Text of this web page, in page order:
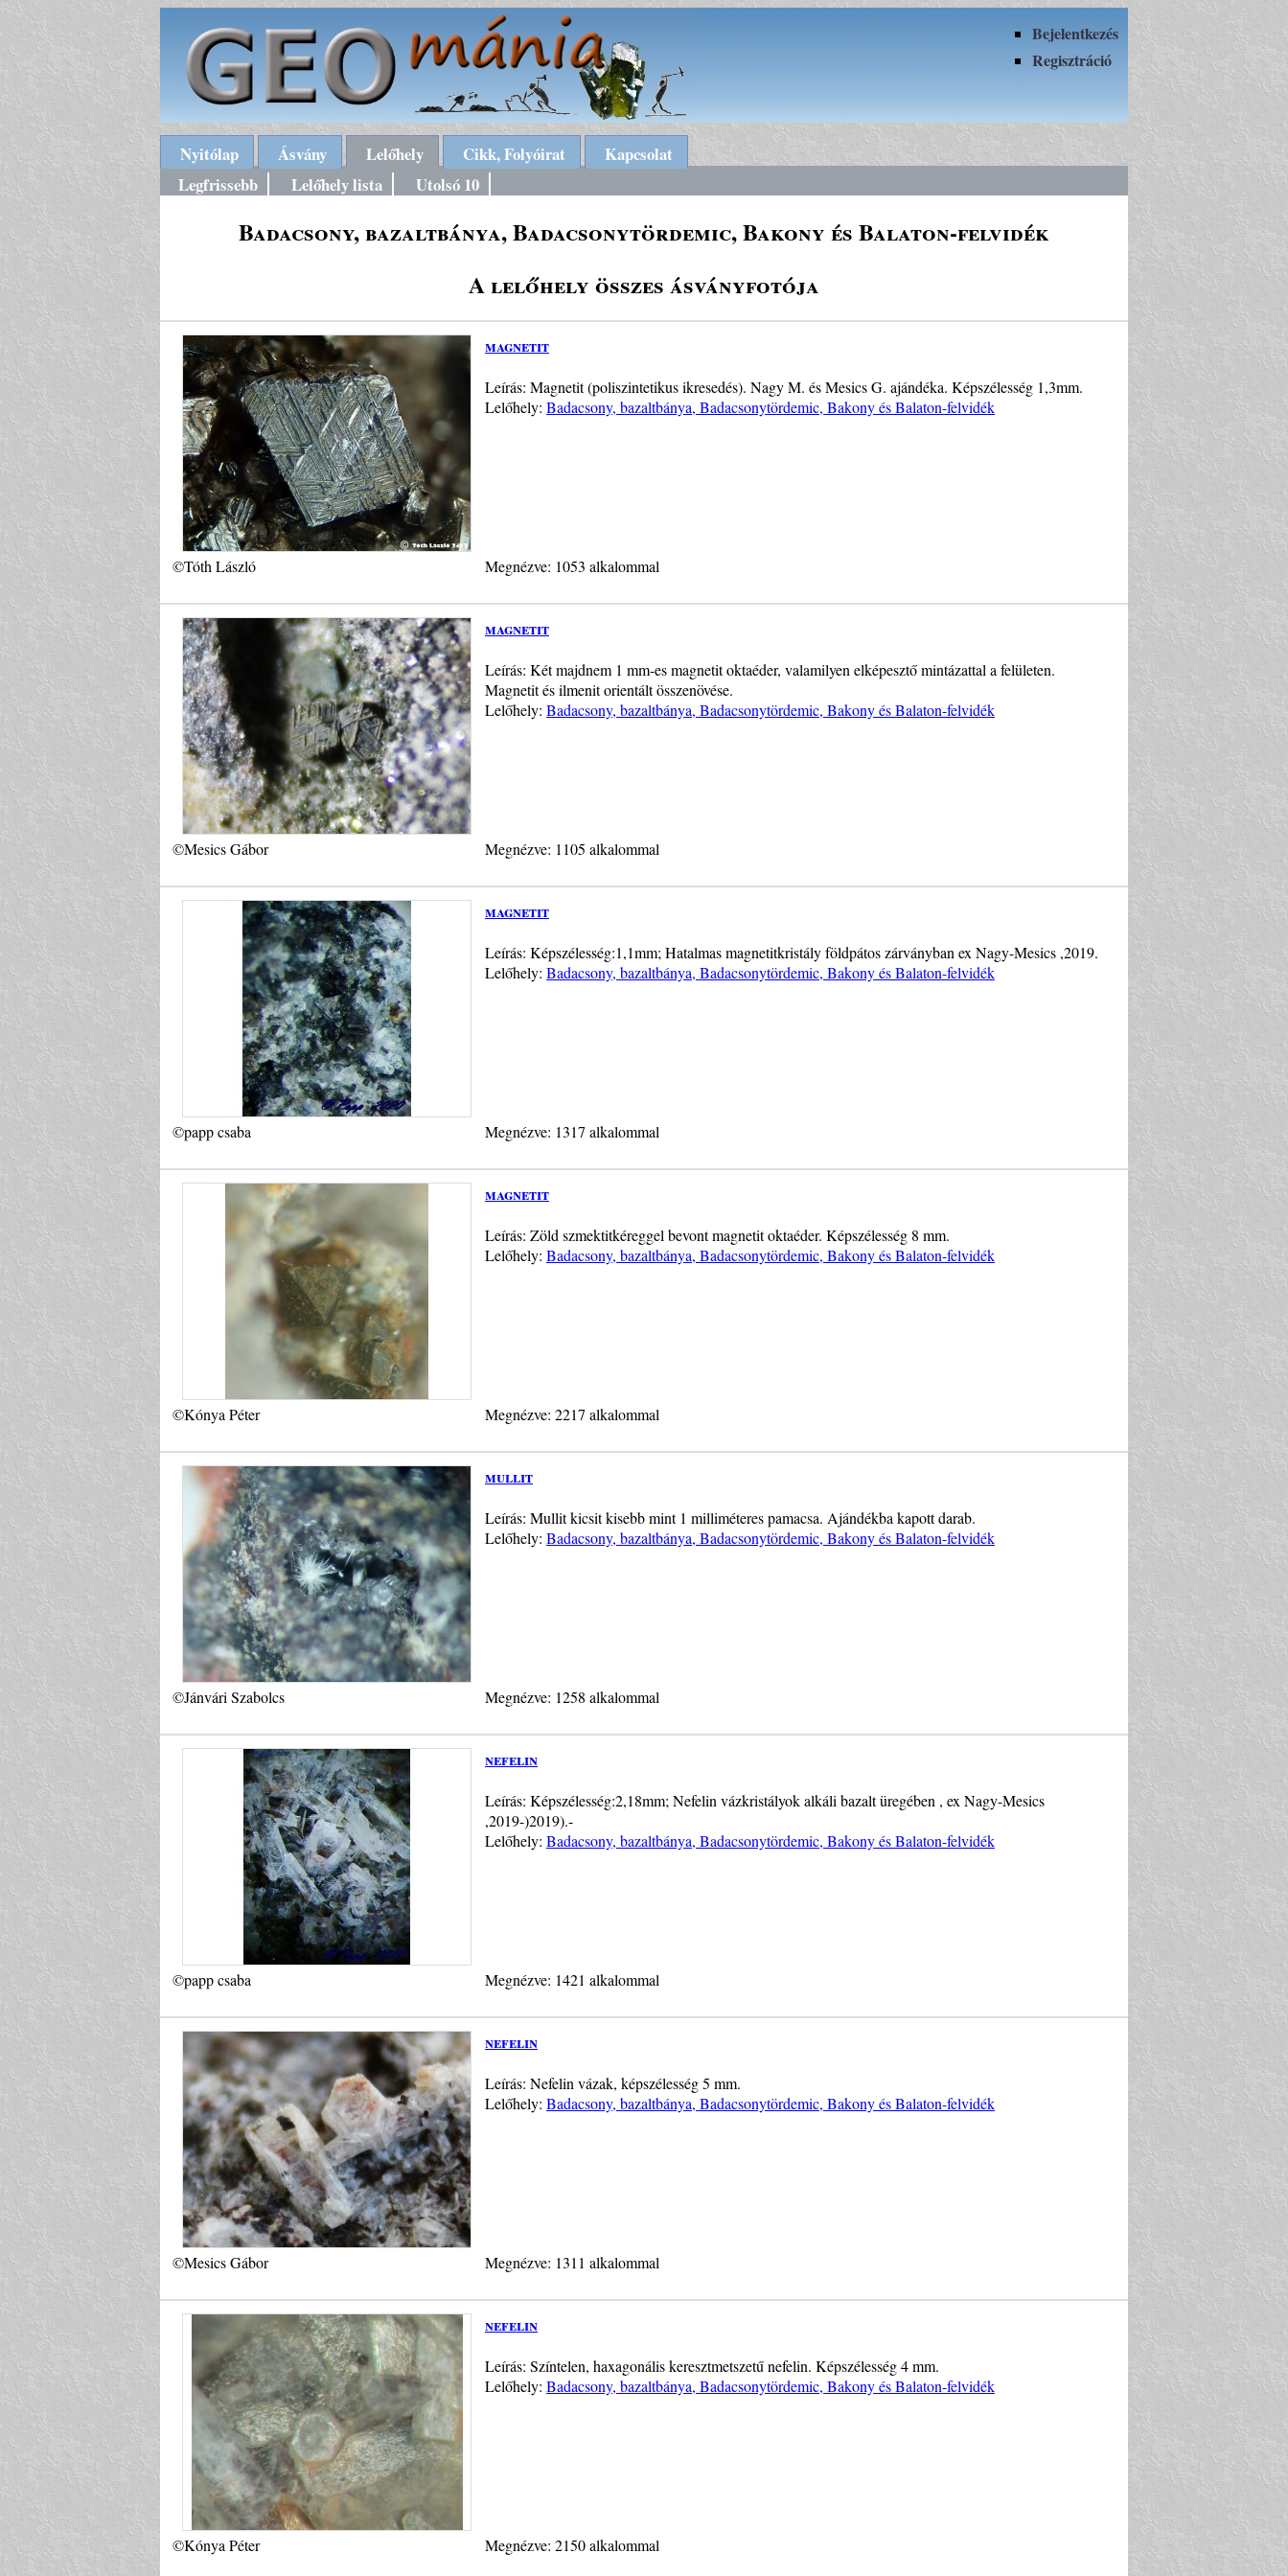
Bejelentkezés
Regisztráció
Nyitólap Ásvány Lelőhely Cikk, Folyóirat
Kapcsolat
Legfrissebb
Lelőhely lista Utolsó 10
Badacsony, bazaltbánya, Badacsonytördemic, Bakony és Balaton-felvidék
A lelőhely összes ásványfotója
magnetit
Leírás: Magnetit (poliszintetikus ikresedés). Nagy M. és Mesics G. ajándéka. Képszélesség 1,3mm.
Lelőhely: Badacsony, bazaltbánya, Badacsonytördemic, Bakony és Balaton-felvidék
©Tóth László Megnézve: 1053 alkalommal
magnetit
Leírás: Két majdnem 1 mm-es magnetit oktaéder, valamilyen elképesztő mintázattal a felületen.
Magnetit és ilmenit orientált összenövése.
Lelőhely: Badacsony, bazaltbánya, Badacsonytördemic, Bakony és Balaton-felvidék
©Mesics Gábor Megnézve: 1105 alkalommal
magnetit
Leírás: Képszélesség:1,1mm; Hatalmas magnetitkristály földpátos zárványban ex Nagy-Mesics ,2019.
Lelőhely: Badacsony, bazaltbánya, Badacsonytördemic, Bakony és Balaton-felvidék
©papp csaba Megnézve: 1317 alkalommal
magnetit
Leírás: Zöld szmektitkéreggel bevont magnetit oktaéder. Képszélesség 8 mm.
Lelőhely: Badacsony, bazaltbánya, Badacsonytördemic, Bakony és Balaton-felvidék
©Kónya Péter Megnézve: 2217 alkalommal
mullit
Leírás: Mullit kicsit kisebb mint 1 milliméteres pamacsa. Ajándékba kapott darab.
Lelőhely: Badacsony, bazaltbánya, Badacsonytördemic, Bakony és Balaton-felvidék
©Jánvári Szabolcs Megnézve: 1258 alkalommal
nefelin
Leírás: Képszélesség:2,18mm; Nefelin vázkristályok alkáli bazalt üregében , ex Nagy-Mesics
,2019-)2019).-
Lelőhely: Badacsony, bazaltbánya, Badacsonytördemic, Bakony és Balaton-felvidék
©papp csaba Megnézve: 1421 alkalommal
nefelin
Leírás: Nefelin vázak, képszélesség 5 mm.
Lelőhely: Badacsony, bazaltbánya, Badacsonytördemic, Bakony és Balaton-felvidék
©Mesics Gábor Megnézve: 1311 alkalommal
nefelin
Leírás: Színtelen, haxagonális keresztmetszetű nefelin. Képszélesség 4 mm.
Lelőhely: Badacsony, bazaltbánya, Badacsonytördemic, Bakony és Balaton-felvidék
©Kónya Péter Megnézve: 2150 alkalommal